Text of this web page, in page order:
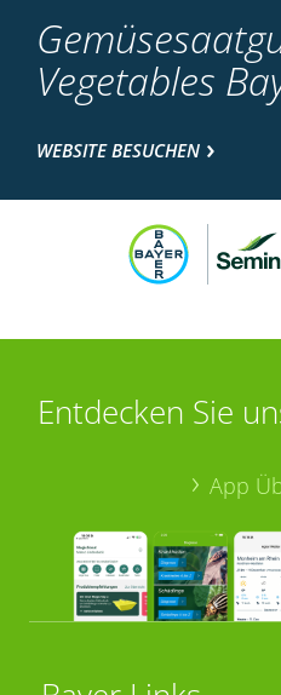
Vegetables
WEBSITE BESUCHEN
Entdecken Sie
App